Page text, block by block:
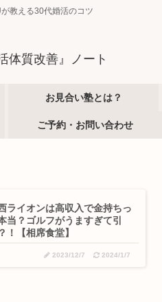
教える30代婚活のコツ
体質改善』ノート
お見合い塾とは？
ご予約・お問い合わせ
ライオンは高収入で金持ちっ
当？ゴルフがうますぎて引
！【相席食堂】
2023/12/7 2024/1/7